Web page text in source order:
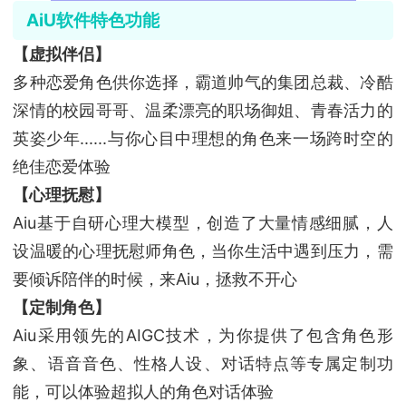
AiU软件特色功能
【虚拟伴侣】
多种恋爱角色供你选择，霸道帅气的集团总裁、冷酷
深情的校园哥哥、温柔漂亮的职场御姐、青春活力的
英姿少年......与你心目中理想的角色来一场跨时空的
绝佳恋爱体验
【心理抚慰】
Aiu基于自研心理大模型，创造了大量情感细腻，人
设温暖的心理抚慰师角色，当你生活中遇到压力，需
要倾诉陪伴的时候，来Aiu，拯救不开心
【定制角色】
Aiu采用领先的AIGC技术，为你提供了包含角色形
象、语音音色、性格人设、对话特点等专属定制功
能，可以体验超拟人的角色对话体验